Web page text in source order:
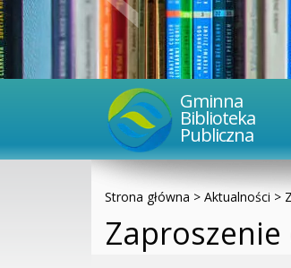
Gminna
Biblioteka
Publiczna
Strona główna > Aktualności >